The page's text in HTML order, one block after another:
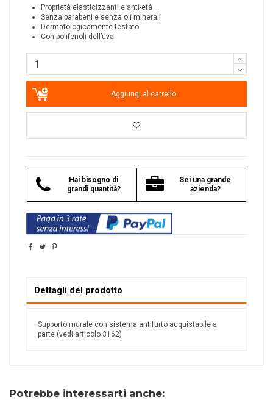
Proprietà elasticizzanti e anti-età
Senza parabeni e senza oli minerali
Dermatologicamente testato
Con polifenoli dell’uva
Aggiungi al carrello
Hai bisogno di
grandi quantità?
Sei una grande
azienda?
Dettagli del prodotto
Supporto murale con sistema antifurto acquistabile a
parte (vedi articolo 3162)
Potrebbe interessarti anche: